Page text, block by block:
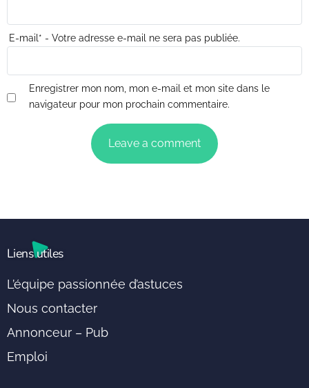
E-mail * - Votre adresse e-mail ne sera pas publiée.
Enregistrer mon nom, mon e-mail et mon site dans le
navigateur pour mon prochain commentaire.
Liens utiles
L’équipe passionnée d’astuces
Nous contacter
Annonceur – Pub
Emploi